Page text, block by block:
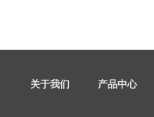
关于我们 产品中心